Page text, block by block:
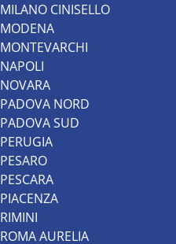
MILANO CINISELLO
MODENA
MONTEVARCHI
NAPOLI
NOVARA
PADOVA NORD
PADOVA SUD
PERUGIA
PESARO
PESCARA
PIACENZA
RIMINI
ROMA AURELIA